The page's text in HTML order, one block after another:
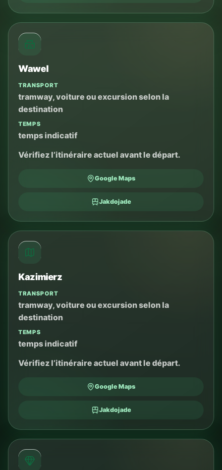
Wawel
TRANSPORT
tramway, voiture ou excursion selon la
destination
TEMPS
temps indicatif
Vérifiez l’itinéraire actuel avant le départ.
Google Maps
Jakdojade
Kazimierz
TRANSPORT
tramway, voiture ou excursion selon la
destination
TEMPS
temps indicatif
Vérifiez l’itinéraire actuel avant le départ.
Google Maps
Jakdojade